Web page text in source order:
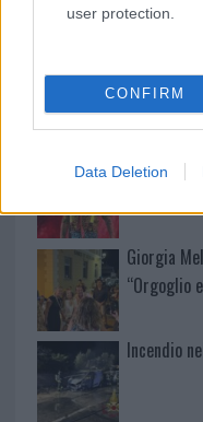
user protection.
CONFIRM
Data Deletion
Salmo
va avanti:
Jovanotti,
Giorgia
“Orgoglio
Incendio